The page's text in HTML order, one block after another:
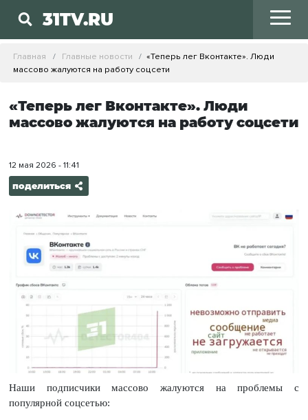
31TV.RU
Главная Главные новости
«Теперь лег Вконтакте». Люди
массово жалуются на работу соцсети
«Теперь лег Вконтакте». Люди
массово жалуются на работу соцсети
12 мая 2026 - 11:41
поделиться
Наши подписчики массово жалуются на проблемы с
популярной соцсетью: